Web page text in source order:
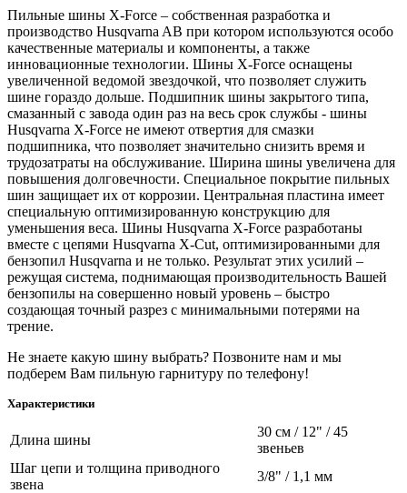
Пильные шины X-Force – собственная разработка и
производство Husqvarna AB при котором используются особо
качественные материалы и компоненты, а также
инновационные технологии. Шины X-Force оснащены
увеличенной ведомой звездочкой, что позволяет служить
шине гораздо дольше. Подшипник шины закрытого типа,
смазанный с завода один раз на весь срок службы - шины
Husqvarna X-Force не имеют отвертия для смазки
подшипника, что позволяет значительно снизить время и
трудозатраты на обслуживание. Ширина шины увеличена для
повышения долговечности. Специальное покрытие пильных
шин защищает их от коррозии. Центральная пластина имеет
специальную оптимизированную конструкцию для
уменьшения веса. Шины Husqvarna X-Force разработаны
вместе с цепями Husqvarna X-Cut, оптимизированными для
бензопил Husqvarna и не только. Результат этих усилий –
режущая система, поднимающая производительность Вашей
бензопилы на совершенно новый уровень – быстро
создающая точный разрез с минимальными потерями на
трение.
Не знаете какую шину выбрать? Позвоните нам и мы
подберем Вам пильную гарнитуру по телефону!
Характеристики
Длина шины
30 см / 12" / 45
звеньев
Шаг цепи и толщина приводного
звена
3/8" / 1,1 мм